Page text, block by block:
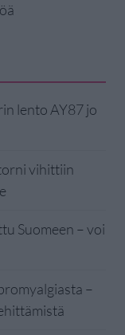
lento AY87 jo
vihittiin
Suomeen – voi
–